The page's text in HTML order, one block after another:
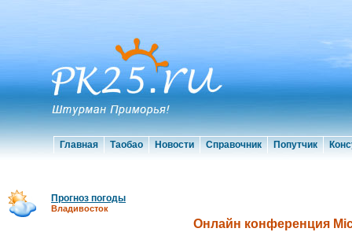
Главная Таобао Новости Справочник Попутчик
Прогноз погоды
Владивосток
Онлайн конференция